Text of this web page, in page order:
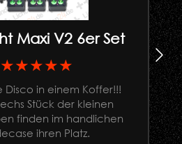
Maxi V2 6er Set
★★★★★
Disco in einem Koffer!!!
Stück der kleinen
finden im handlichen
ihren Platz.